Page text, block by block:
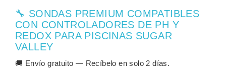
🔧 SONDAS PREMIUM COMPATIBLES
CON CONTROLADORES DE PH Y
REDOX PARA PISCINAS SUGAR
VALLEY
🚚 Envío gratuito — Recíbelo en solo 2 días.